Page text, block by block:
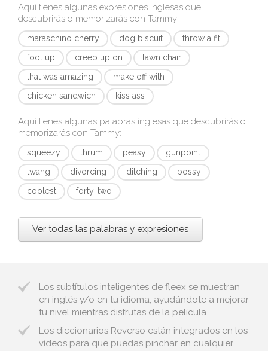
Aquí tienes algunas expresiones inglesas que
descubrirás o memorizarás con Tammy:
maraschino cherry dog biscuit
throw a fit
foot up
creep up on
lawn chair
that was amazing
make off with
chicken sandwich
kiss ass
Aquí tienes algunas palabras inglesas que descubrirás o
memorizarás con Tammy:
squeezy thrum peasy
gunpoint
twang
divorcing ditching
bossy
coolest
forty-two
Ver todas las palabras y expresiones
Los subtítulos inteligentes de fleex se muestran
en inglés y/o en tu idioma, ayudándote a mejorar
tu nivel mientras disfrutas de la película.
Los diccionarios Reverso están integrados en los
vídeos para que puedas pinchar en cualquier